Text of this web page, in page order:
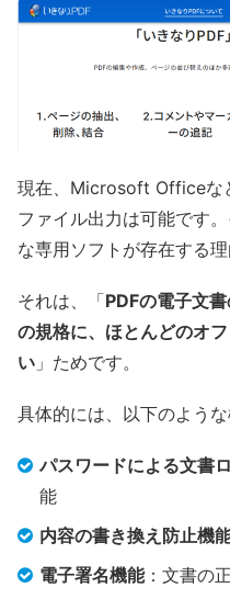
現在、Microsoft Officeな
ファイル出力は可能です
な専用ソフトが存在する理
それは、「PDFの電子文
の規格に、ほとんどのオ
い 」ためです。
具体的には、以下のような
パスワードによる文書
能
内容の書き換え防止機
電子署名機能：文書の